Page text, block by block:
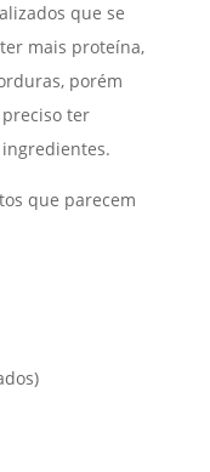
que se
mais proteína,
porém
ter
que parecem